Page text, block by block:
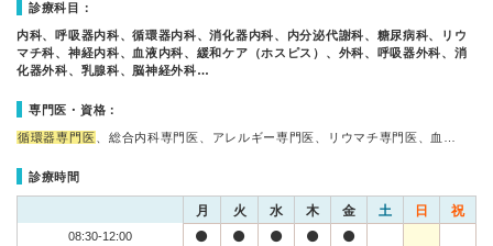
診療科目：
内科、呼吸器内科、循環器内科、消化器内科、内分泌代謝科、糖尿病科、リウ
マチ科、神経内科、血液内科、緩和ケア（ホスピス）、外科、呼吸器外科、消
化器外科、乳腺科、脳神経外科…
専門医・資格：
循環器専門医 、総合内科専門医、アレルギー専門医、リウマチ専門医、血…
診療時間
月 火 水 木 金 土 日 祝
08:30-12:00